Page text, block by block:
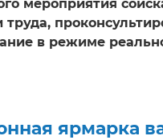
мероприятия
труда,
в режиме
ярмарка